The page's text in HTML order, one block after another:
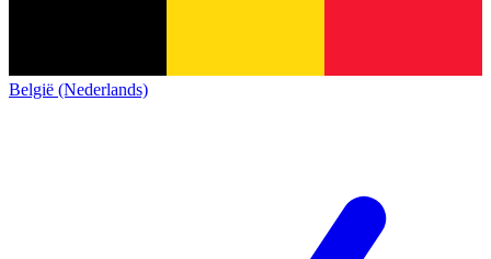
België (Nederlands)